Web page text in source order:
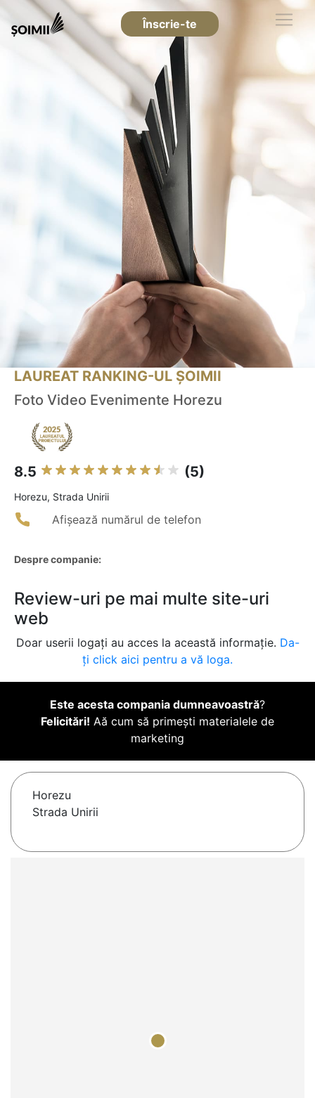
Înscrie-te
LAUREAT RANKING-UL ȘOIMII
Foto Video Evenimente Horezu
8.5 (5)
Horezu, Strada Unirii
Afișează numărul de telefon
Despre companie:
Review-uri pe mai multe site-uri
web
Doar userii logați au acces la această informație. Da-
ți click aici pentru a vă loga.
Este acesta compania dumneavoastră?
Felicitări! Aă cum să primești materialele de
marketing
Horezu
Strada Unirii